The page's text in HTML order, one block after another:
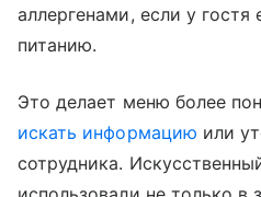
аллергенами, если у гостя
питанию.
Это делает меню более
искать информацию или
сотрудника.